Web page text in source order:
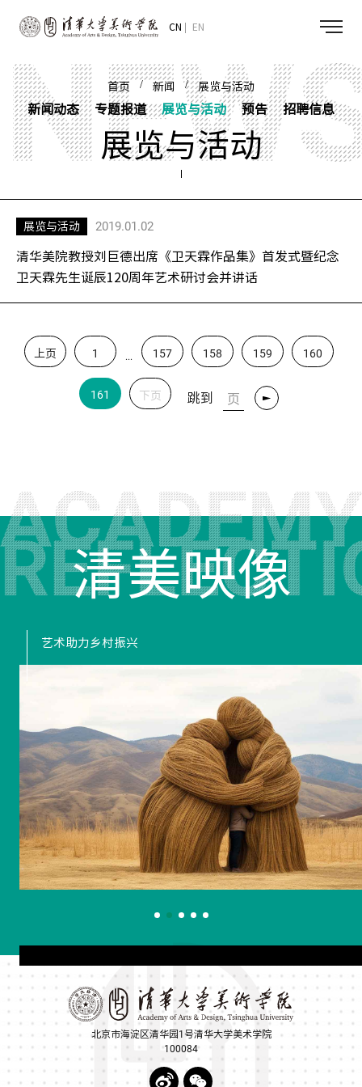
CN EN
首页 / 新闻 /展览与活动
新闻动态 专题报道 展览与活动 预告 招聘信息
展览与活动
展览与活动 2019.01.02
清华美院教授刘巨德出席《卫天霖作品集》首发式暨纪念
卫天霖先生诞辰120周年艺术研讨会并讲话
上页 1 ... 157 158 159 160
161 下页 跳到
清美映像
艺术助力乡村振兴
北京市海淀区清华园1号清华大学美术学院
100084